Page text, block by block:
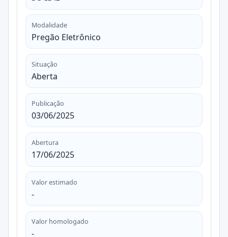
Modalidade
Pregão Eletrônico
Situação
Aberta
Publicação
03/06/2025
Abertura
17/06/2025
Valor estimado
-
Valor homologado
-